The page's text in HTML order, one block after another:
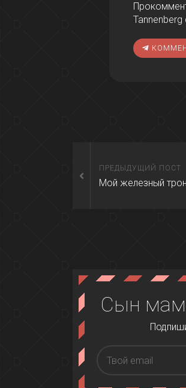
ПРЕДЫДУЩИЙ ПОСТ
Мой железный
Сын